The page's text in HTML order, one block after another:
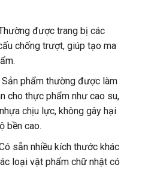
được trang bị các
chống trượt, giúp tạo ma
Sản phẩm thường được làm
cho thực phẩm như cao su,
chịu lực, không gây hại
bền cao.
sẵn nhiều kích thước khác
loại vật phẩm chữ nhật có